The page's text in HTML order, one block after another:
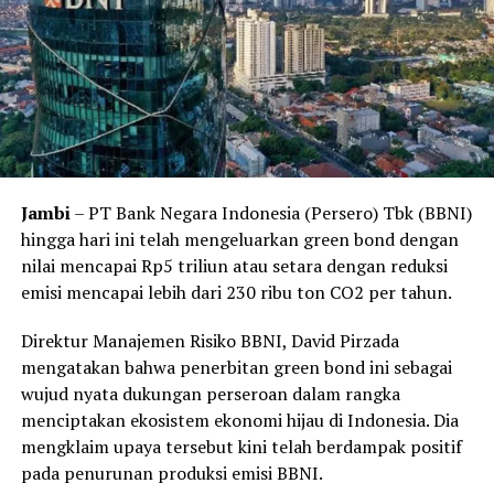
Direktur Utama BNGA Lani Darmawan mengatakan
bahwa capaian tersebut berkat sikap kehati-hatian
perusahan dalam menjaga kualitas aset. “Fokus utama
kami masih sama dengan strategi yang dijalankan
sebelumnya, yaitu memperluas basis nasabah dan
memperkuat portofolio CASA, memastikan perbaikan
engagement yang lebih baik untuk masa depan,” ujar
Lani, mengutip keterangan resmi, Jumat, 27 Oktober
2023.
(nonperforming loan/NPL) gross CIMB Niaga sebesar
2,4%, turun dari periode yang sama tahun lalu, yakni
3,6%. Angka tersebut juga lebih baik dibandingkan
dengan kuartal sebelumnya, yakni 2,5%.
Pada saat yang sama, total dana pihak ketiga (DPK)
Jambi– PT Bank Negara Indonesia (Persero) Tbk (BBNI)
hingga hari ini telah mengeluarkan green bond dengan
nilai mencapai Rp5 triliun atau setara dengan reduksi
emisi mencapai lebih dari 230 ribu ton CO2 per tahun.
Direktur Manajemen Risiko BBNI, David Pirzada
mengatakan bahwa penerbitan green bond ini sebagai
wujud nyata dukungan perseroan dalam rangka
menciptakan ekosistem ekonomi hijau di Indonesia. Dia
mengklaim upaya tersebut kini telah berdampak positif
pada penurunan produksi emisi BBNI.